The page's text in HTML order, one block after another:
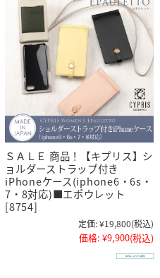
ＳＡＬＥ 商品！【キプリス】シ
ョルダーストラップ付き
iPhoneケース(iphone6・6s・
7・8対応)■エポウレット
[8754]
定価:¥19,800(税込)
価格: ¥9,900(税込)